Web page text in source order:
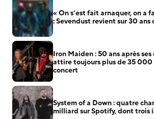
« On s’est fait arnaquer, on
: Sevendust revient sur 30 ans
Iron Maiden : 50 ans après
attire toujours plus de 35
concert
System of a Down : quatre
milliard sur Spotify, dont trois